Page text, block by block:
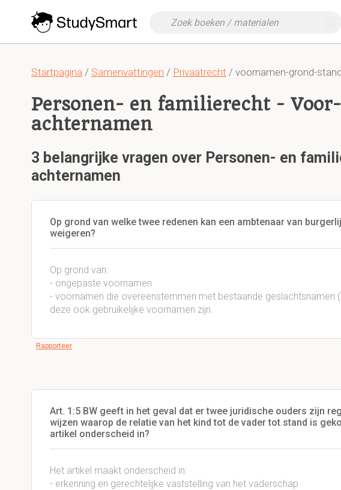
Startpagina / Samenvattingen / Privaatrecht / voornamen-grond-stand
Personen- en familierecht -
achternamen
3 belangrijke vragen over Personen- en
achternamen
Op grond van welke twee redenen kan een ambtenaar van
weigeren?
Op grond van:
- ongepaste voornamen
- voornamen die overeenstemmen met bestaande geslachtsnamen
deze ook gebruikelijke voornamen zijn.
Rapporteer
Art. 1:5 BW geeft in het geval dat er twee juridische ouders zijn
wijzen waarop de relatie van het kind tot de vader tot stand is
artikel onderscheid in?
Het artikel maakt onderscheid in:
- erkenning en gerechtelijke vaststelling van het vaderschap